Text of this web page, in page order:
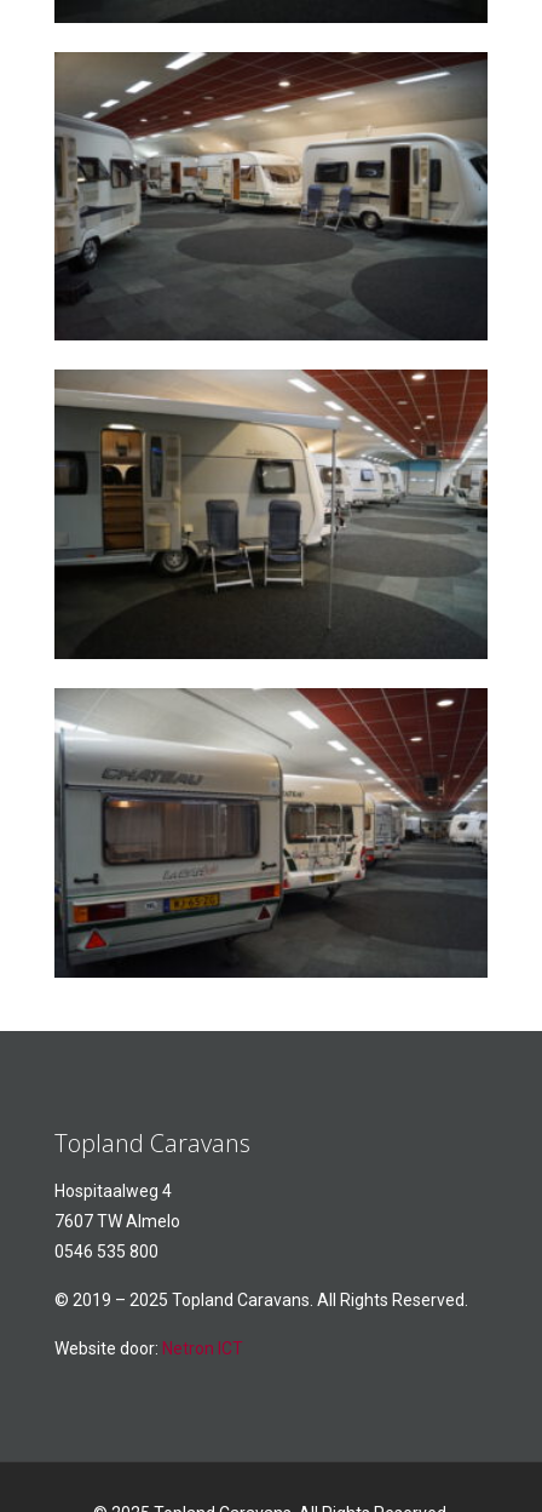
Topland Caravans
Hospitaalweg 4
7607 TW Almelo
0546 535 800
© 2019 – 2025 Topland Caravans. All Rights Reserved.
Website door: Netron ICT